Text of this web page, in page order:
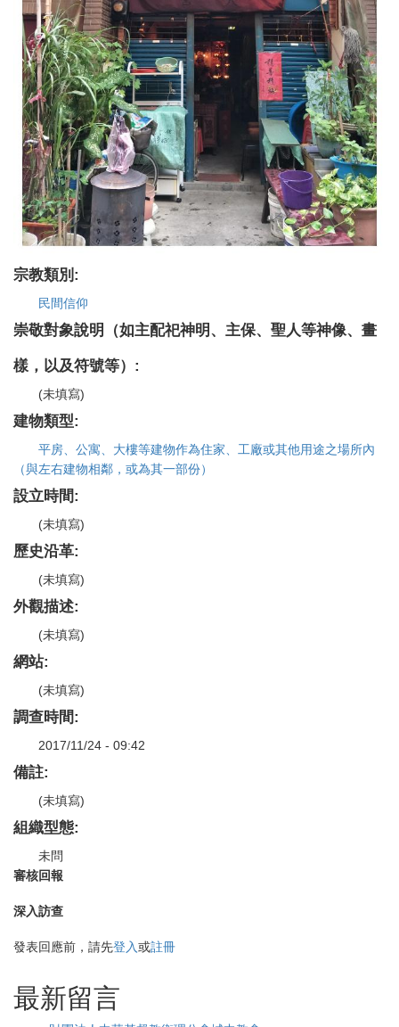
宗教類別:
民間信仰
崇敬對象說明（如主配祀神明、主保、聖人等神像、畫
樣，以及符號等）:
(未填寫)
建物類型:
平房、公寓、大樓等建物作為住家、工廠或其他用途之場所內
（與左右建物相鄰，或為其一部份）
設立時間:
(未填寫)
歷史沿革:
(未填寫)
外觀描述:
(未填寫)
網站:
(未填寫)
調查時間:
2017/11/24 - 09:42
備註:
(未填寫)
組織型態:
未問
審核回報
深入訪查
發表回應前，請先登入或註冊
最新留言